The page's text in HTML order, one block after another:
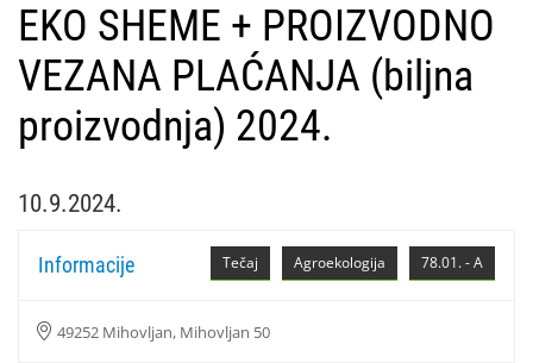
EKO SHEME + PROIZVODNO
VEZANA PLAĆANJA (biljna
proizvodnja) 2024.
10.9.2024.
78.01. - A
Agroekologija
Tečaj
Informacije
49252 Mihovljan, Mihovljan 50